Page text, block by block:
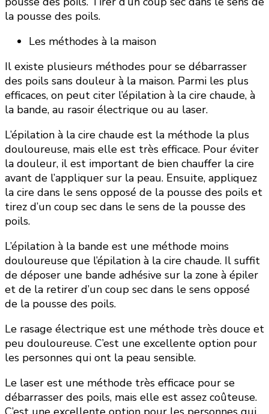
la pousse des poils.
Les méthodes à la maison
Il existe plusieurs méthodes pour se débarrasser
des poils sans douleur à la maison. Parmi les plus
efficaces, on peut citer l’épilation à la cire chaude, à
la bande, au rasoir électrique ou au laser.
L’épilation à la cire chaude est la méthode la plus
douloureuse, mais elle est très efficace. Pour éviter
la douleur, il est important de bien chauffer la cire
avant de l’appliquer sur la peau. Ensuite, appliquez
la cire dans le sens opposé de la pousse des poils et
tirez d’un coup sec dans le sens de la pousse des
poils.
L’épilation à la bande est une méthode moins
douloureuse que l’épilation à la cire chaude. Il suffit
de déposer une bande adhésive sur la zone à épiler
et de la retirer d’un coup sec dans le sens opposé
de la pousse des poils.
Le rasage électrique est une méthode très douce et
peu douloureuse. C’est une excellente option pour
les personnes qui ont la peau sensible.
Le laser est une méthode très efficace pour se
débarrasser des poils, mais elle est assez coûteuse.